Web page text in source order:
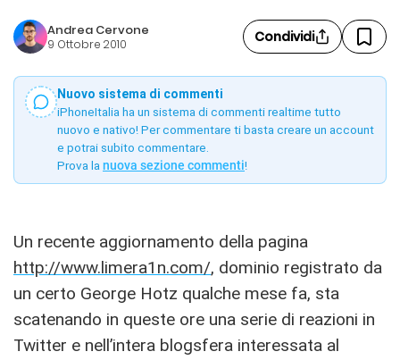
Andrea Cervone
9 Ottobre 2010 Condividi
Nuovo sistema di commenti
iPhoneItalia ha un sistema di commenti realtime tutto
nuovo e nativo! Per commentare ti basta creare un account
e potrai subito commentare.
Prova la nuova sezione commenti!
Un recente aggiornamento della pagina
http://www.limera1n.com/, dominio registrato da
un certo George Hotz qualche mese fa, sta
scatenando in queste ore una serie di reazioni in
Twitter e nell’intera blogsfera interessata al